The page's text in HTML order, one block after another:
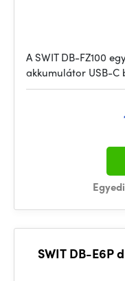
A SWIT DB-FZ100
akkumulátor USB-C
SWIT DB-E6P